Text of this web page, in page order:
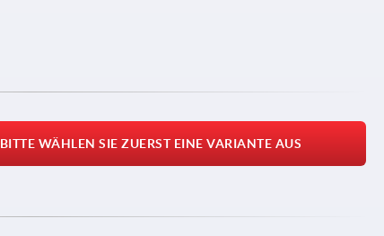
BITTE WÄHLEN SIE ZUERST EINE VARIANTE AUS